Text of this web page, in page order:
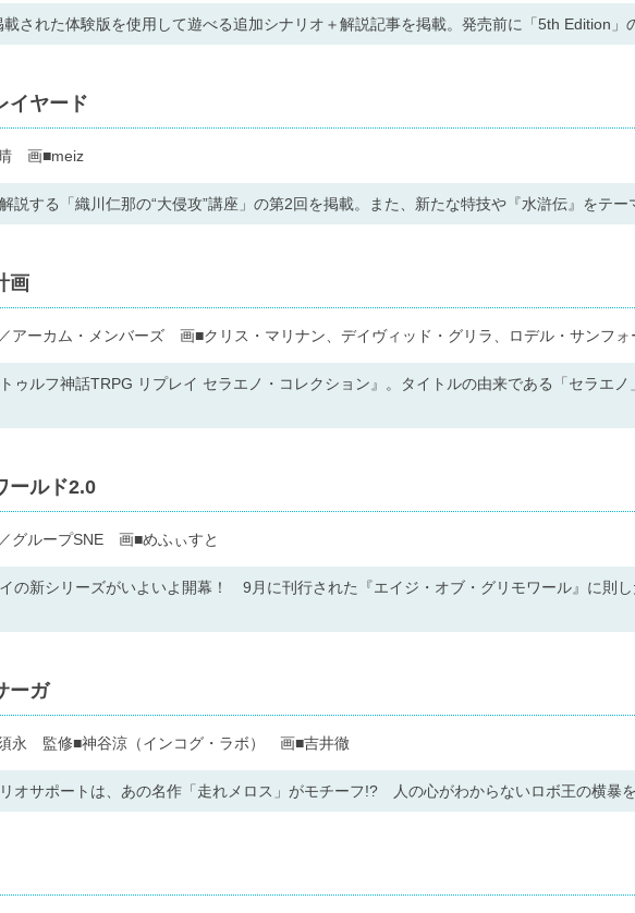
載された体験版を使用して遊べる追加シナリオ＋解説記事を掲載。発売前に「5th Edition」
イヤード
画■meiz
説する「織川仁那の“大侵攻”講座」の第2回を掲載。また、新たな特技や『水滸伝』をテー
画
アーカム・メンバーズ 画■クリス・マリナン、デイヴィッド・グリラ、ロデル・サンフォ
ゥルフ神話TRPG リプレイ セラエノ・コレクション』。タイトルの由来である「セラエ
ールド2.0
グループSNE 画■めふぃすと
の新シリーズがいよいよ開幕！ 9月に刊行された『エイジ・オブ・グリモワール』に則
ーガ
永 監修■神谷涼（インコグ・ラボ） 画■吉井徹
オサポートは、あの名作「走れメロス」がモチーフ!? 人の心がわからないロボ王の横暴